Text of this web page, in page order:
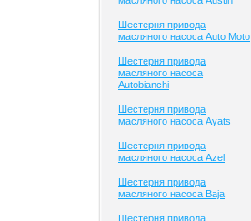
Шестерня привода
масляного насоса Auto Moto
Шестерня привода
масляного насоса
Autobianchi
Шестерня привода
масляного насоса Ayats
Шестерня привода
масляного насоса Azel
Шестерня привода
масляного насоса Baja
Шестерня привода